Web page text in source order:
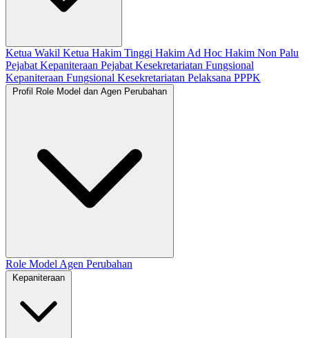
Ketua Wakil Ketua Hakim Tinggi Hakim Ad Hoc Hakim Non Palu
Pejabat Kepaniteraan Pejabat Kesekretariatan Fungsional
Kepaniteraan Fungsional Kesekretariatan Pelaksana PPPK
Profil Role Model dan Agen Perubahan
Role Model Agen Perubahan
Kepaniteraan